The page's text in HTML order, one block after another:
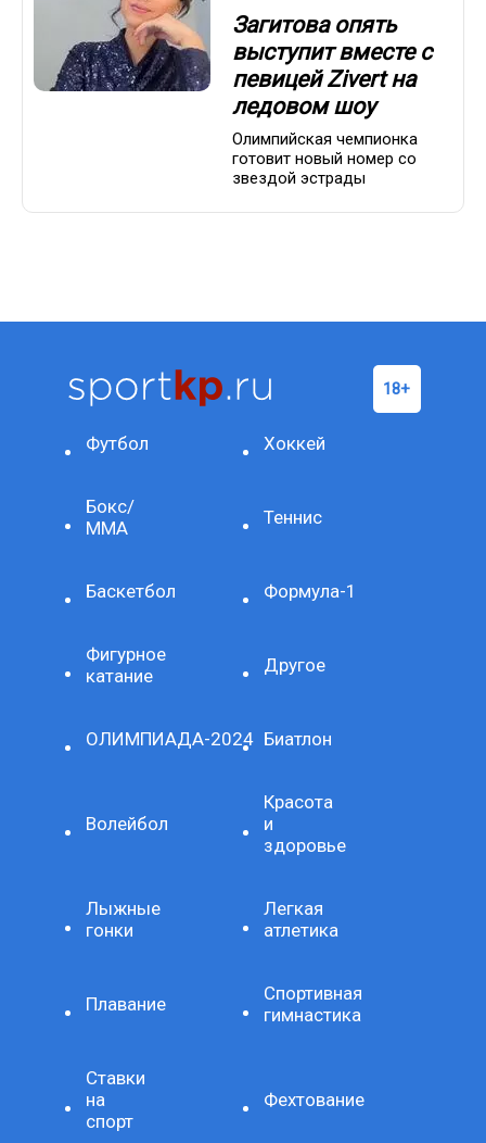
Загитова опять
выступит вместе с
певицей Zivert на
ледовом шоу
Олимпийская чемпионка
готовит новый номер со
звездой эстрады
Футбол Хоккей
Бокс/
ММА
Теннис
Баскетбол Формула-1
Фигурное
катание
Другое
ОЛИМПИАДА-2024 Биатлон
Волейбол
Красота
и
здоровье
Лыжные
гонки
Легкая
атлетика
Плавание
Спортивная
гимнастика
Ставки
на
спорт
Фехтование